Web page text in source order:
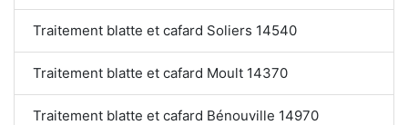
Traitement blatte et cafard Soliers 14540
Traitement blatte et cafard Moult 14370
Traitement blatte et cafard Bénouville 14970